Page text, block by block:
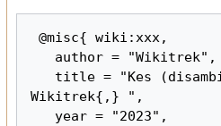
@misc{ wiki:xxx,
Wikitrek{,} ",